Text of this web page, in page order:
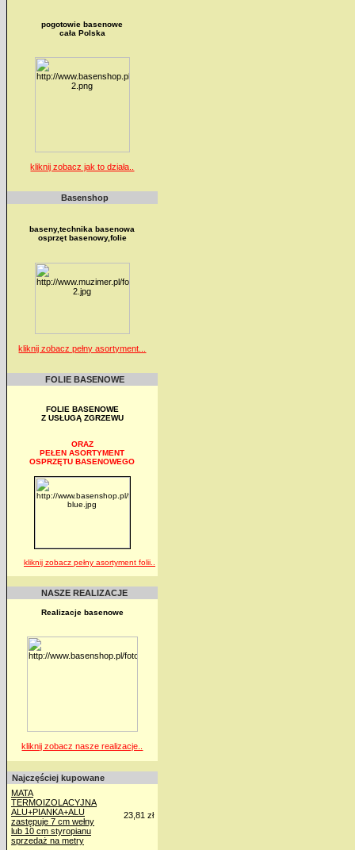
pogotowie basenowe
cała Polska
kliknij zobacz jak to działa..
Basenshop
baseny,technika basenowa
osprzęt basenowy,folie
kliknij zobacz pełny asortyment...
FOLIE BASENOWE
FOLIE BASENOWE
Z USŁUGĄ ZGRZEWU
ORAZ
PEŁEN ASORTYMENT
OSPRZĘTU BASENOWEGO
kliknij zobacz pełny asortyment folii..
NASZE REALIZACJE
Realizacje basenowe
kliknij zobacz nasze realizacje..
Najczęściej kupowane
MATA
TERMOIZOLACYJNA
ALU+PIANKA+ALU
zastępuje 7 cm wełny
lub 10 cm styropianu
sprzedaż na metry
23,81 zł